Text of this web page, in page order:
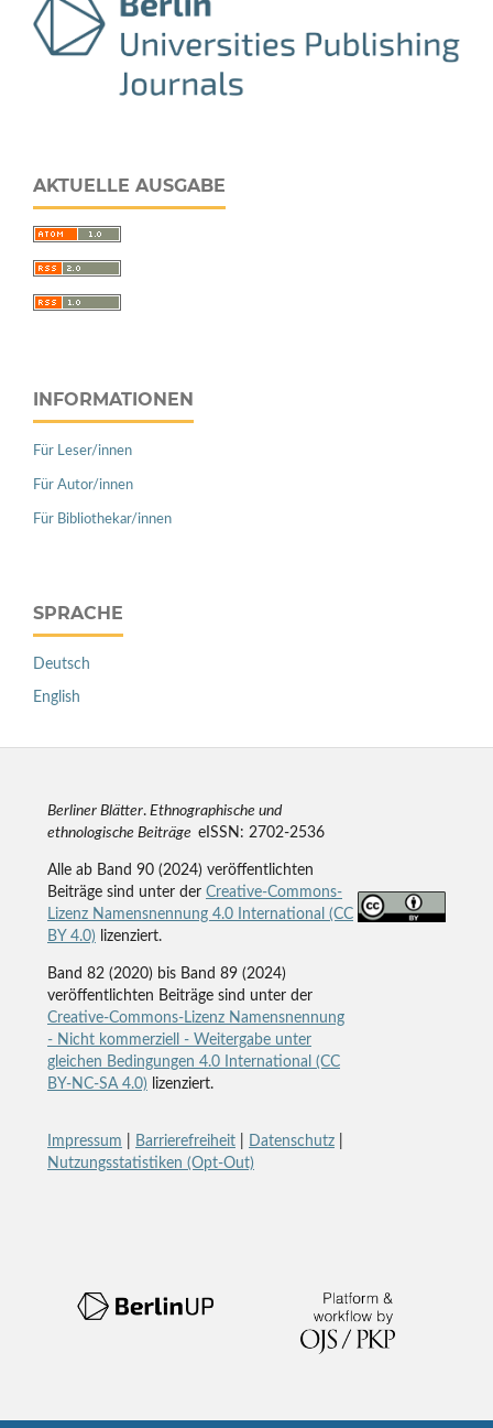
AKTUELLE AUSGABE
INFORMATIONEN
Für Leser/innen
Für Autor/innen
Für Bibliothekar/innen
SPRACHE
Deutsch
English
Berliner Blätter.Ethnographische und
ethnologische Beiträge eISSN: 2702-2536
Alle ab Band 90 (2024) veröffentlichten
Beiträge sind unter der Creative-Commons-
Lizenz Namensnennung 4.0 International (CC
BY 4.0) lizenziert.
Band 82 (2020) bis Band 89 (2024)
veröffentlichten Beiträge sind unter der
Creative-Commons-Lizenz Namensnennung
- Nicht kommerziell - Weitergabe unter
gleichen Bedingungen 4.0 International (CC
BY-NC-SA 4.0) lizenziert.
Impressum Barrierefreiheit| Datenschutz|
Nutzungsstatistiken (Opt-Out)